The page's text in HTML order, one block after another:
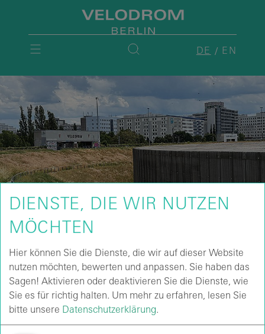
DE EN
DIENSTE, DIE WIR NUTZEN
MÖCHTEN
Hier können Sie die Dienste, die wir auf dieser Website
nutzen möchten, bewerten und anpassen. Sie haben das
Sagen! Aktivieren oder deaktivieren Sie die Dienste, wie
Sie es für richtig halten. Um mehr zu erfahren, lesen Sie
bitte unsere Datenschutzerklärung.